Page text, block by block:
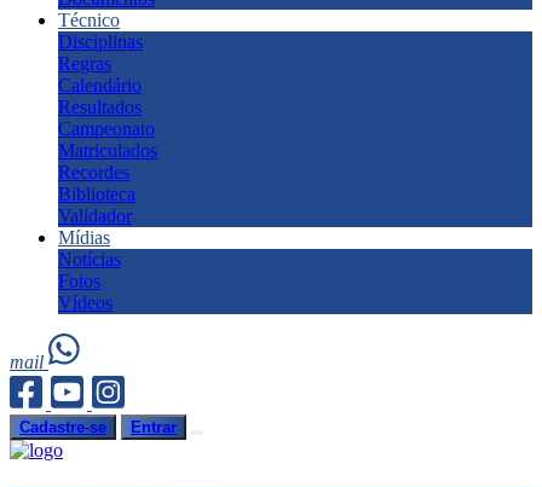
Técnico
Disciplinas
Regras
Calendário
Resultados
Campeonato
Matriculados
Recordes
Biblioteca
Validador
Mídias
Notícias
Fotos
Vídeos
mail
Cadastre-se Entrar